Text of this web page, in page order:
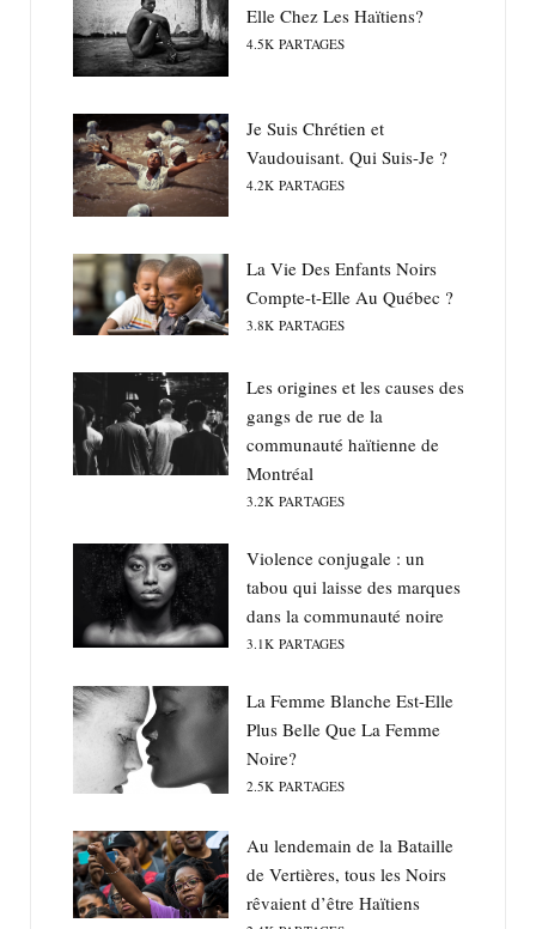
Elle Chez Les Haïtiens?
4.5K PARTAGES
Je Suis Chrétien et
Vaudouisant. Qui Suis-Je ?
4.2K PARTAGES
La Vie Des Enfants Noirs
Compte-t-Elle Au Québec ?
3.8K PARTAGES
Les origines et les causes des
gangs de rue de la
communauté haïtienne de
Montréal
3.2K PARTAGES
Violence conjugale : un
tabou qui laisse des marques
dans la communauté noire
3.1K PARTAGES
La Femme Blanche Est-Elle
Plus Belle Que La Femme
Noire?
2.5K PARTAGES
Au lendemain de la Bataille
de Vertières, tous les Noirs
rêvaient d’être Haïtiens